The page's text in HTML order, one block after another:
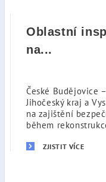
Oblastní
na...
České Budějovice
Jihočeský kraj a
na zajištění
během
ZJISTIT VÍCE